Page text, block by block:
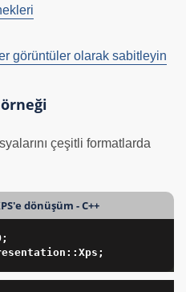
görüntüler olarak sabitleyin
çeşitli formatlarda
dönüşüm - C++